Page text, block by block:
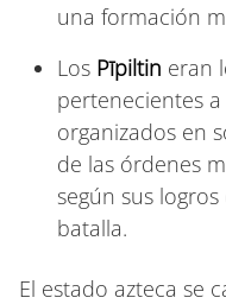
una formación
Los Pīpiltin eran
pertenecientes
organizados en
de las órdenes
según sus
batalla.
El estado azteca se